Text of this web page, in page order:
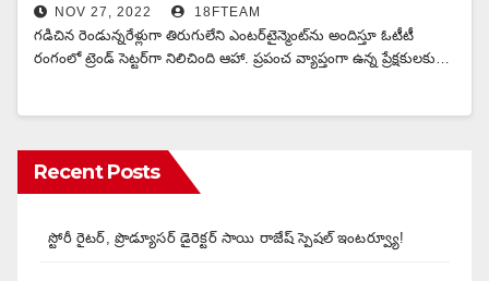
NOV 27, 2022 18FTEAM
గ‌డిచిన రెండున్న‌రేళ్లుగా తిరుగులేని ఎంట‌ర్‌టైన్మెంట్‌ను అందిస్తూ ఓటీటీ
రంగంలో ట్రెండ్ సెట్ట‌ర్‌గా నిలిచింది ఆహా. ప్రపంచ వ్యాప్తంగా ఉన్న ప్రేక్ష‌కుల‌కు…
Recent Posts
స్టోరీ రైటర్, ప్రొడ్యూసర్ డైరెక్టర్ సాయి రాజేష్ స్పెషల్ ఇంటర్వ్యూ!